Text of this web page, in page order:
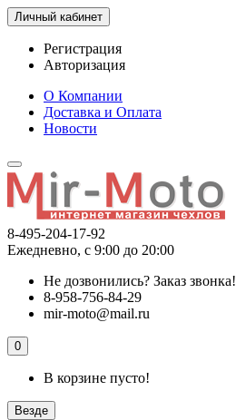
Личный кабинет
Регистрация
Авторизация
О Компании
Доставка и Оплата
Новости
8-495-204-17-92
Ежедневно, с 9:00 до 20:00
Не дозвонились? Заказ звонка!
8-958-756-84-29
mir-moto@mail.ru
0
В корзине пусто!
Везде